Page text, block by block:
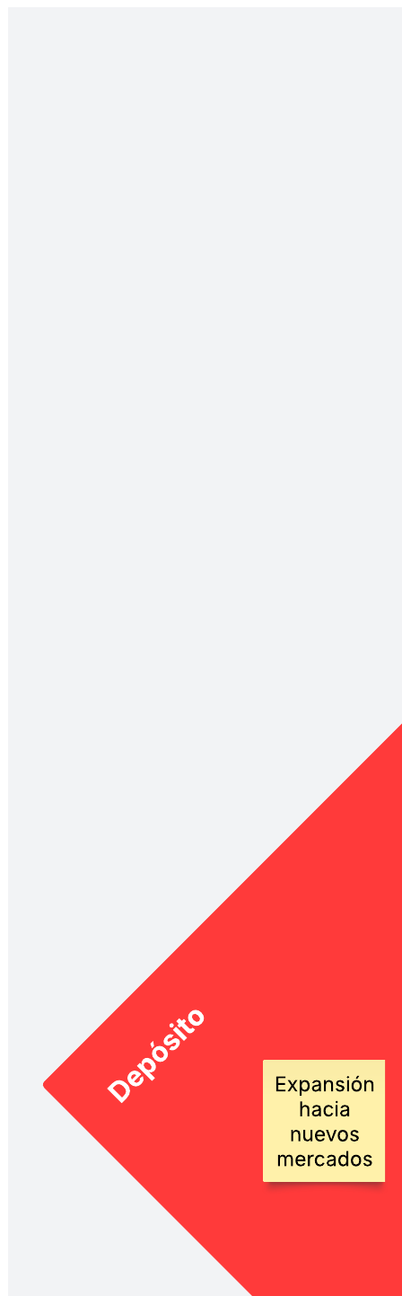
Determina la dirección estratégica de tu organización analizando
cinco elementos clave: ámbitos, diferenciadores, vehículos, puesta